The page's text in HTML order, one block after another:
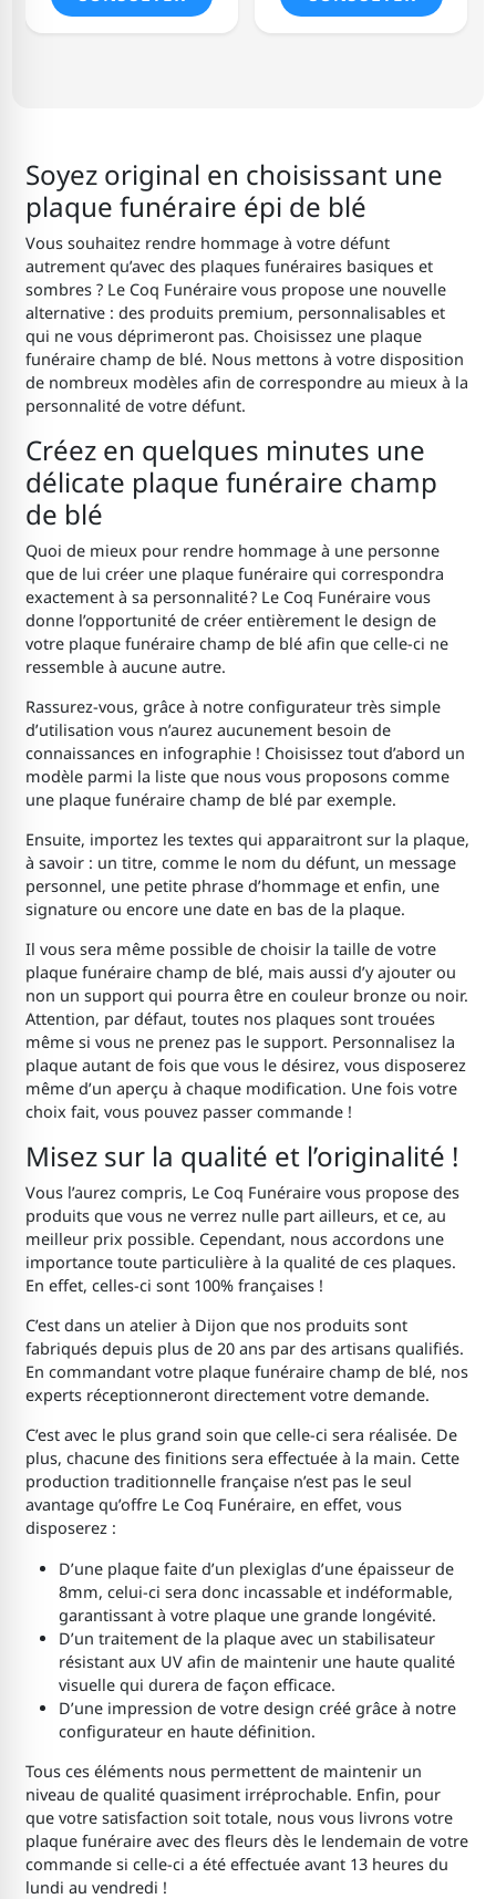
Soyez original en choisissant une
plaque funéraire épi de blé
Vous souhaitez rendre hommage à votre défunt
autrement qu’avec des plaques funéraires basiques et
sombres ? Le Coq Funéraire vous propose une nouvelle
alternative : des produits premium, personnalisables et
qui ne vous déprimeront pas. Choisissez une plaque
funéraire champ de blé. Nous mettons à votre disposition
de nombreux modèles afin de correspondre au mieux à la
personnalité de votre défunt.
Créez en quelques minutes une
délicate plaque funéraire champ
de blé
Quoi de mieux pour rendre hommage à une personne
que de lui créer une plaque funéraire qui correspondra
exactement à sa personnalité ? Le Coq Funéraire vous
donne l’opportunité de créer entièrement le design de
votre plaque funéraire champ de blé afin que celle-ci ne
ressemble à aucune autre.
Rassurez-vous, grâce à notre configurateur très simple
d’utilisation vous n’aurez aucunement besoin de
connaissances en infographie ! Choisissez tout d’abord un
modèle parmi la liste que nous vous proposons comme
une plaque funéraire champ de blé par exemple.
Ensuite, importez les textes qui apparaitront sur la plaque,
à savoir : un titre, comme le nom du défunt, un message
personnel, une petite phrase d’hommage et enfin, une
signature ou encore une date en bas de la plaque.
Il vous sera même possible de choisir la taille de votre
plaque funéraire champ de blé, mais aussi d’y ajouter ou
non un support qui pourra être en couleur bronze ou noir.
Attention, par défaut, toutes nos plaques sont trouées
même si vous ne prenez pas le support. Personnalisez la
plaque autant de fois que vous le désirez, vous disposerez
même d’un aperçu à chaque modification. Une fois votre
choix fait, vous pouvez passer commande !
Misez sur la qualité et l’originalité !
Vous l’aurez compris, Le Coq Funéraire vous propose des
produits que vous ne verrez nulle part ailleurs, et ce, au
meilleur prix possible. Cependant, nous accordons une
importance toute particulière à la qualité de ces plaques.
En effet, celles-ci sont 100% françaises !
C’est dans un atelier à Dijon que nos produits sont
fabriqués depuis plus de 20 ans par des artisans qualifiés.
En commandant votre plaque funéraire champ de blé, nos
experts réceptionneront directement votre demande.
C’est avec le plus grand soin que celle-ci sera réalisée. De
plus, chacune des finitions sera effectuée à la main. Cette
production traditionnelle française n’est pas le seul
avantage qu’offre Le Coq Funéraire, en effet, vous
disposerez :
D’une plaque faite d’un plexiglas d’une épaisseur de
8mm, celui-ci sera donc incassable et indéformable,
garantissant à votre plaque une grande longévité.
D’un traitement de la plaque avec un stabilisateur
résistant aux UV afin de maintenir une haute qualité
visuelle qui durera de façon efficace.
D’une impression de votre design créé grâce à notre
configurateur en haute définition.
Tous ces éléments nous permettent de maintenir un
niveau de qualité quasiment irréprochable. Enfin, pour
que votre satisfaction soit totale, nous vous livrons votre
plaque funéraire avec des fleurs dès le lendemain de votre
commande si celle-ci a été effectuée avant 13 heures du
lundi au vendredi !